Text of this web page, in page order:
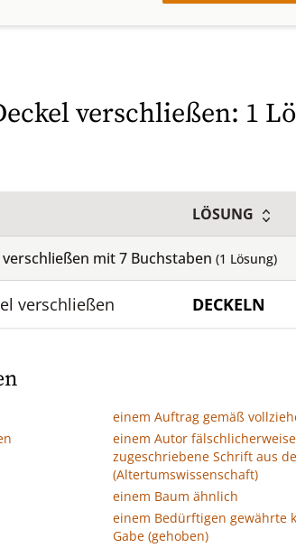
verschließen: 1
LÖSUNG
mit7 Buchstaben (1 Lösung)
verschließen DECKELN
einem Auftrag gemäß
einem Autor fälschlicherweise
zugeschriebene Schrift aus
(Altertumswissenschaft)
einem Baum ähnlich
einem Bedürftigen gewährte
Gabe (gehoben)